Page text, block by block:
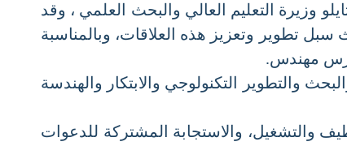
وزيرة التعليم العالي والبحث العلمي ، وقد
تطوير وتعزيز هذه العلاقات، وبالمناسبة
والتطوير التكنولوجي والابتكار والهندسة
والتشغيل، والاستجابة المشتركة للدعوات